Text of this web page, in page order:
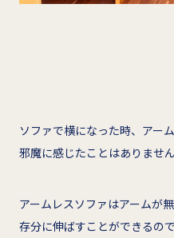
ソファで横になった時、アー
邪魔に感じたことはありません
アームレスソファはアームが
存分に伸ばすことができるの